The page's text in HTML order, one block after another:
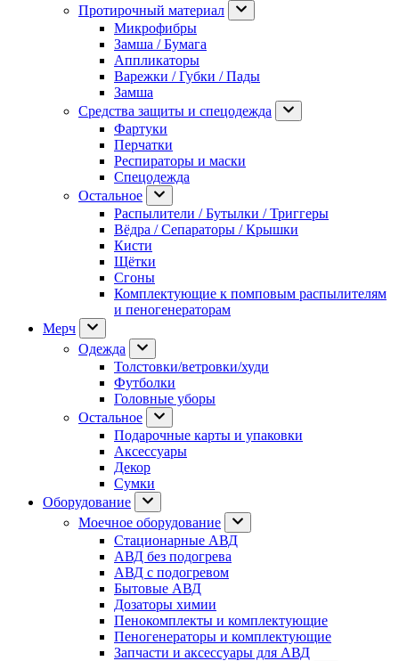
Протирочный материал
Микрофибры
Замша / Бумага
Аппликаторы
Варежки / Губки / Пады
Замша
Средства защиты и спецодежда
Фартуки
Перчатки
Респираторы и маски
Спецодежда
Остальное
Распылители / Бутылки / Триггеры
Вёдра / Сепараторы / Крышки
Кисти
Щётки
Сгоны
Комплектующие к помповым распылителям
и пеногенераторам
Мерч
Одежда
Толстовки/ветровки/худи
Футболки
Головные уборы
Остальное
Подарочные карты и упаковки
Аксессуары
Декор
Сумки
Оборудование
Моечное оборудование
Стационарные АВД
АВД без подогрева
АВД с подогревом
Бытовые АВД
Дозаторы химии
Пенокомплекты и комплектующие
Пеногенераторы и комплектующие
Запчасти и аксессуары для АВД